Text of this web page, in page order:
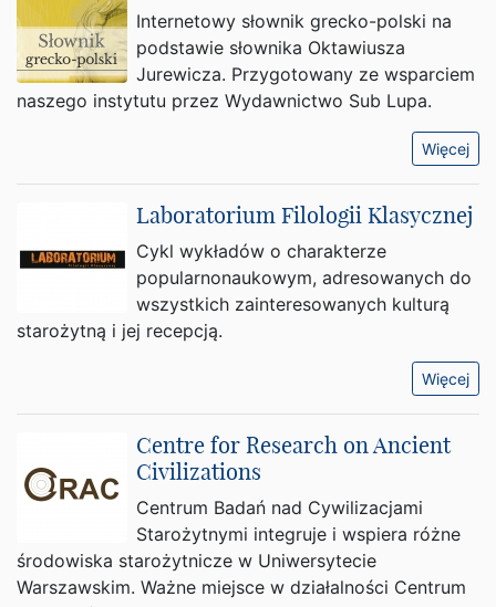
Internetowy słownik grecko-polski na
podstawie słownika Oktawiusza
Jurewicza. Przygotowany ze wsparciem
naszego instytutu przez Wydawnictwo Sub Lupa.
Więcej
Laboratorium Filologii Klasycznej
Cykl wykładów o charakterze
popularnonaukowym, adresowanych do
wszystkich zainteresowanych kulturą
starożytną i jej recepcją.
Więcej
Centre for Research on Ancient
Civilizations
Centrum Badań nad Cywilizacjami
Starożytnymi integruje i wspiera różne
środowiska starożytnicze w Uniwersytecie
Warszawskim. Ważne miejsce w działalności Centrum